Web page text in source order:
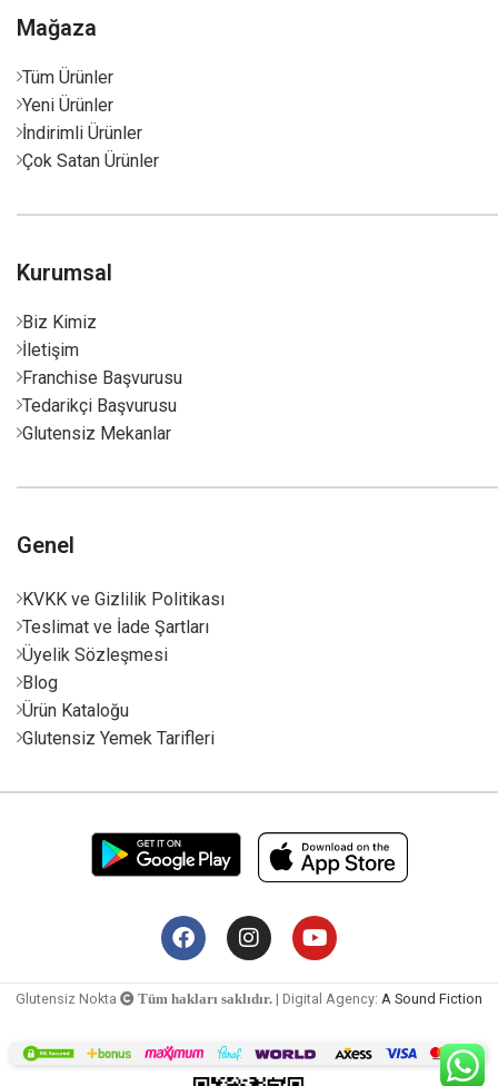
Mağaza
Tüm Ürünler
Yeni Ürünler
İndirimli Ürünler
Çok Satan Ürünler
Kurumsal
Biz Kimiz
İletişim
Franchise Başvurusu
Tedarikçi Başvurusu
Glutensiz Mekanlar
Genel
KVKK ve Gizlilik Politikası
Teslimat ve İade Şartları
Üyelik Sözleşmesi
Blog
Ürün Kataloğu
Glutensiz Yemek Tarifleri
Glutensiz Nokta Tüm hakları saklıdır. | Digital Agency: A Sound Fiction